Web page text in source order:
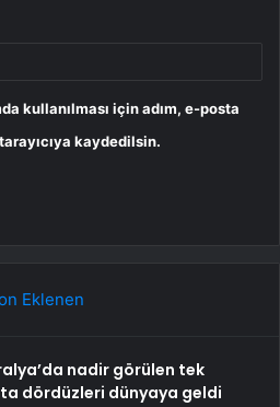
kullanılması için adım, e-posta
kaydedilsin.
Eklenen
nadir görülen tek
dördüzleri dünyaya geldi